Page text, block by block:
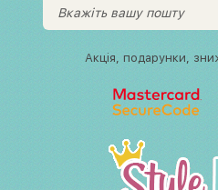
Акція, подарунки,